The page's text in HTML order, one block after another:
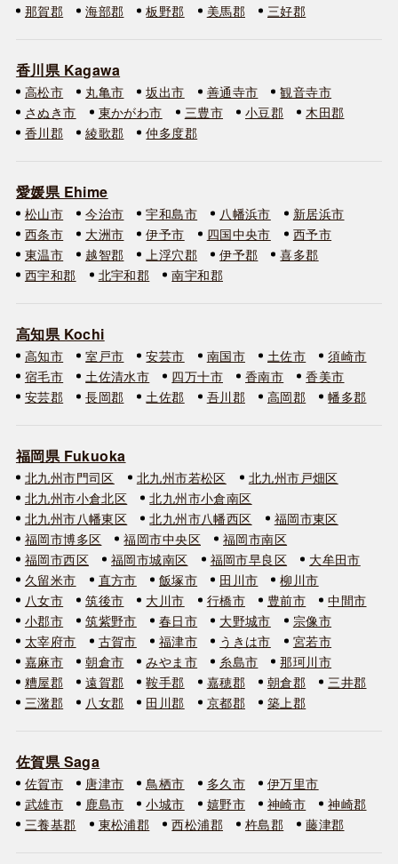
那賀郡
海部郡 板野郡 美馬郡 三好郡
香川県 Kagawa
高松市 丸亀市 坂出市 善通寺市
観音寺市
さぬき市
東かがわ市 三豊市 小豆郡
木田郡
香川郡
綾歌郡 仲多度郡
愛媛県 Ehime
松山市 今治市 宇和島市 八幡浜市
新居浜市
西条市
大洲市 伊予市 四国中央市
西予市
東温市
越智郡 上浮穴郡 伊予郡
喜多郡
西宇和郡
北宇和郡 南宇和郡
高知県 Kochi
高知市 室戸市 安芸市 南国市 土佐市
須崎市
宿毛市
土佐清水市 四万十市 香南市
香美市
安芸郡
長岡郡 土佐郡 吾川郡 高岡郡 幡多郡
福岡県 Fukuoka
北九州市門司区 北九州市若松区
北九州市戸畑区
北九州市小倉北区
北九州市小倉南区
北九州市八幡東区
北九州市八幡西区
福岡市東区
福岡市博多区
福岡市中央区
福岡市南区
福岡市西区
福岡市城南区 福岡市早良区
大牟田市
久留米市
直方市 飯塚市 田川市
柳川市
八女市
筑後市 大川市 行橋市 豊前市
中間市
小郡市
筑紫野市 春日市 大野城市
宗像市
太宰府市
古賀市 福津市 うきは市
宮若市
嘉麻市
朝倉市 みやま市 糸島市
那珂川市
糟屋郡
遠賀郡 鞍手郡 嘉穂郡 朝倉郡
三井郡
三潴郡
八女郡 田川郡 京都郡 築上郡
佐賀県 Saga
佐賀市 唐津市 鳥栖市 多久市
伊万里市
武雄市
鹿島市 小城市 嬉野市 神崎市
神崎郡
三養基郡
東松浦郡 西松浦郡 杵島郡 藤津郡